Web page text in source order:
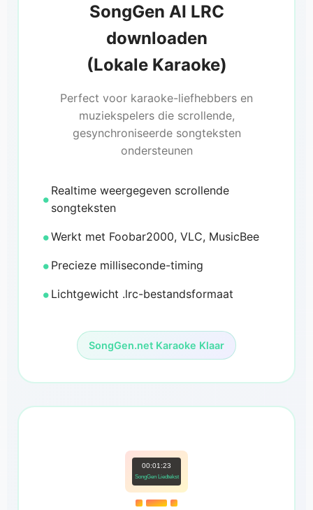
SongGen AI LRC
downloaden
(Lokale Karaoke)
Perfect voor karaoke-liefhebbers en
muziekspelers die scrollende,
gesynchroniseerde songteksten
ondersteunen
Realtime weergegeven scrollende
songteksten
Werkt met Foobar2000, VLC, MusicBee
Precieze milliseconde-timing
Lichtgewicht .lrc-bestandsformaat
SongGen.net Karaoke Klaar
00:01:23
SongGen Liedtekst